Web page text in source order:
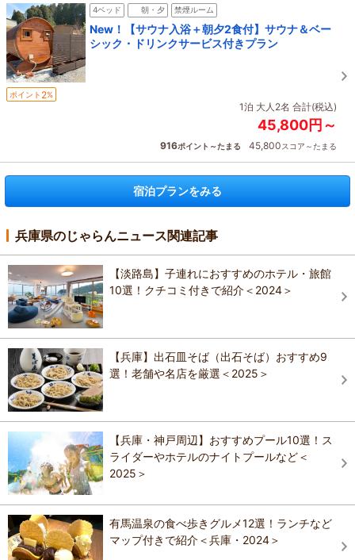
4ベッド 朝・夕 禁煙ルーム
New！【サウナ入浴＋朝夕2食付】サウナ＆ベー
シック・ドリンクサービス付きプラン
ポイント 2%
1泊 大人2名 合計(税込)
45,800円～
916ポイント～たまる 45,800スコア～たまる
宿泊プランをみる
兵庫県のじゃらんニュース関連記事
【淡路島】子連れにおすすめのホテル・旅館
10選！クチコミ付きで紹介＜2024＞
【兵庫】出石皿そば（出石そば）おすすめ9
選！老舗や名店を厳選＜2025＞
【兵庫・神戸周辺】おすすめプール10選！ス
ライダーやホテルのナイトプールなど＜
2025＞
有馬温泉の食べ歩きグルメ12選！ランチなど
マップ付きで紹介＜兵庫・2024＞